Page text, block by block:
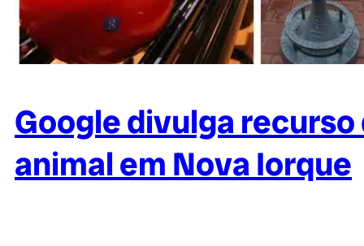
Google divulga
animal em Nova Iorque